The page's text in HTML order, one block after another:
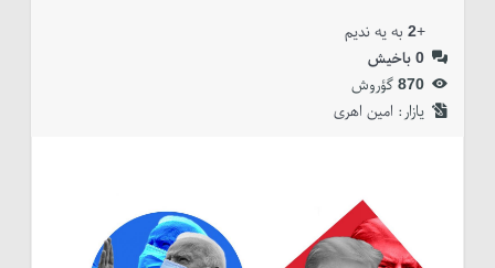
+
2به یه ندیم
0باخیش
870گؤروش
یازار:‌ امین اهری